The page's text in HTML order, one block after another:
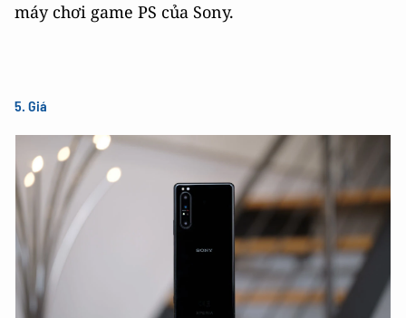
máy chơi game PS của Sony.
5. Giá